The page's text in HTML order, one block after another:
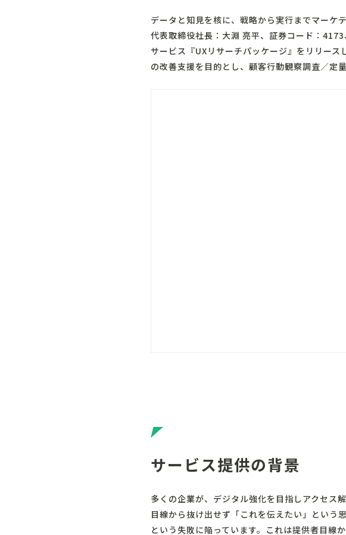
データと知見を核に、戦略から実行までマーケ
代表取締役社長：大淵 亮平、証券コード：
サービス『UXリサーチパッケージ』をリリー
の改善支援を目的とし、顧客行動観察調査／定
サービス提供の背景
多くの企業が、デジタル強化を目指しアクセス
目線から抜け出せず「これを伝えたい」という
という失敗に陥っています。これは提供者目線